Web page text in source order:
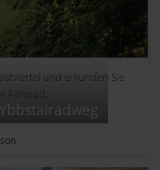
und erkunden Sie
Fahrrad.